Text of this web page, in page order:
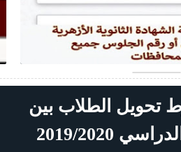
تحويل الطلاب بين
2020